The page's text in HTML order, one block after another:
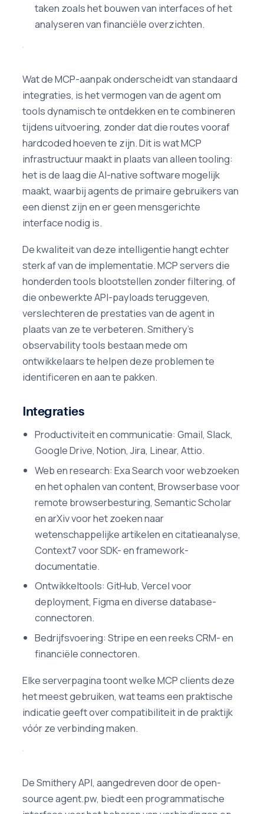
taken zoals het bouwen van interfaces of het
analyseren van financiële overzichten.
Wat de MCP-aanpak onderscheidt van standaard
integraties, is het vermogen van de agent om
tools dynamisch te ontdekken en te combineren
tijdens uitvoering, zonder dat die routes vooraf
hardcoded hoeven te zijn. Dit is wat MCP
infrastructuur maakt in plaats van alleen tooling:
het is de laag die AI-native software mogelijk
maakt, waarbij agents de primaire gebruikers van
een dienst zijn en er geen mensgerichte
interface nodig is.
De kwaliteit van deze intelligentie hangt echter
sterk af van de implementatie. MCP servers die
honderden tools blootstellen zonder filtering, of
die onbewerkte API-payloads teruggeven,
verslechteren de prestaties van de agent in
plaats van ze te verbeteren. Smithery's
observability tools bestaan mede om
ontwikkelaars te helpen deze problemen te
identificeren en aan te pakken.
Integraties
Productiviteit en communicatie: Gmail, Slack,
Google Drive, Notion, Jira, Linear, Attio.
Web en research: Exa Search voor webzoeken
en het ophalen van content, Browserbase voor
remote browserbesturing, Semantic Scholar
en arXiv voor het zoeken naar
wetenschappelijke artikelen en citatieanalyse,
Context7 voor SDK- en framework-
documentatie.
Ontwikkeltools: GitHub, Vercel voor
deployment, Figma en diverse database-
connectoren.
Bedrijfsvoering: Stripe en een reeks CRM- en
financiële connectoren.
Elke serverpagina toont welke MCP clients deze
het meest gebruiken, wat teams een praktische
indicatie geeft over compatibiliteit in de praktijk
vóór ze verbinding maken.
De Smithery API, aangedreven door de open-
source agent.pw, biedt een programmatische